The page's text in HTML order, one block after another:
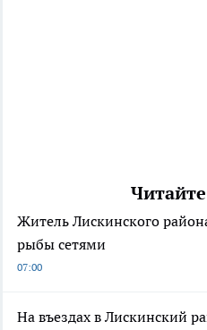
Житель Лискинского
рыбы сетями
07:00
На въездах в Лискинский